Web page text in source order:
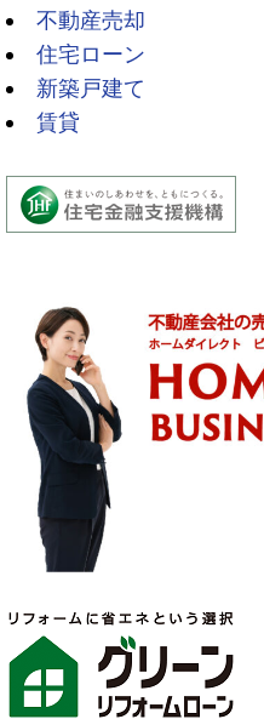
不動産売却
住宅ローン
新築戸建て
賃貸